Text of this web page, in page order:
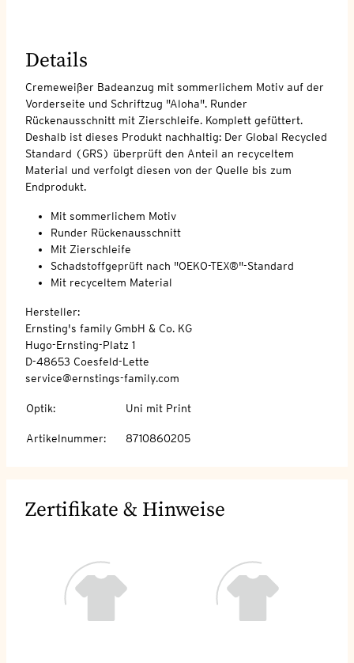
Details
Cremeweißer Badeanzug mit sommerlichem Motiv auf der
Vorderseite und Schriftzug "Aloha". Runder
Rückenausschnitt mit Zierschleife. Komplett gefüttert.
Deshalb ist dieses Produkt nachhaltig: Der Global Recycled
Standard (GRS) überprüft den Anteil an recyceltem
Material und verfolgt diesen von der Quelle bis zum
Endprodukt.
Mit sommerlichem Motiv
Runder Rückenausschnitt
Mit Zierschleife
Schadstoffgeprüft nach "OEKO-TEX®"-Standard
Mit recyceltem Material
Hersteller:
Ernsting's family GmbH & Co. KG
Hugo-Ernsting-Platz 1
D-48653 Coesfeld-Lette
service@ernstings-family.com
Optik: Uni mit Print
Artikelnummer: 8710860205
Zertifikate & Hinweise